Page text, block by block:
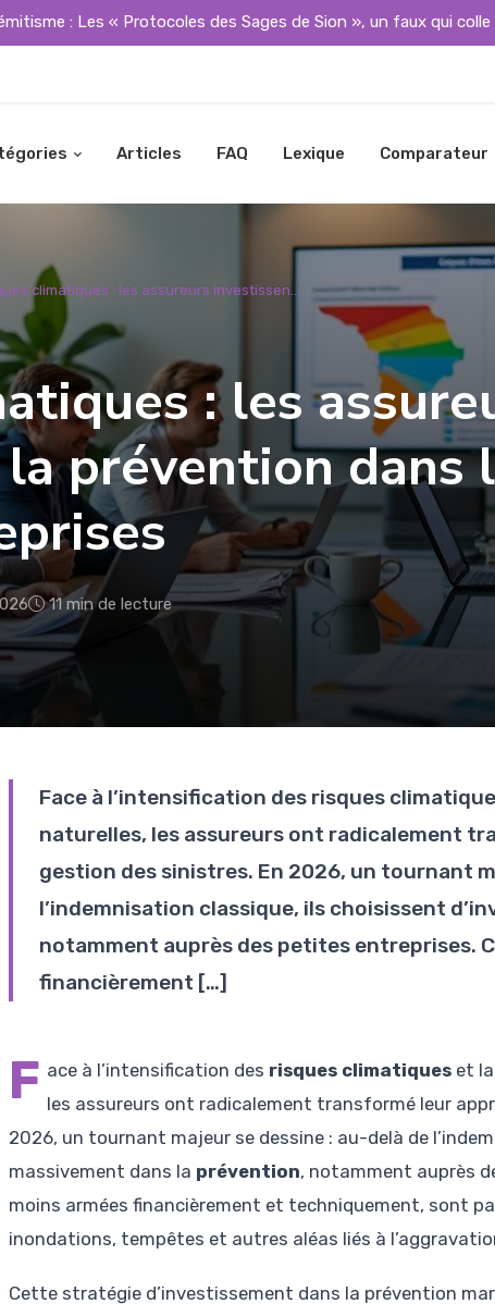
: Les « Protocoles des Sages de Sion », un faux qui colle
Articles FAQ Lexique Comparateur
climatiques : les assureurs investissen...
: les
prévention dans
11 min de lecture
Face à l’intensification des risques
naturelles, les assureurs ont radicalement
gestion des sinistres. En 2026, un tournant
l’indemnisation classique, ils choisissent
notamment auprès des petites entreprises.
financièrement […]
F ace à l’intensification des risques climatiques et
les assureurs ont radicalement transformé leur
2026, un tournant majeur se dessine : au-delà de
massivement dans la prévention, notamment auprès
moins armées financièrement et techniquement, sont
inondations, tempêtes et autres aléas liés à
Cette stratégie d’investissement dans la prévention